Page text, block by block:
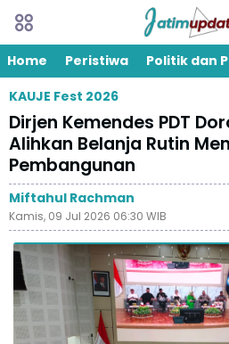
Home Peristiwa Politik dan
KAUJE Fest 2026
Dirjen Kemendes PDT
Alihkan Belanja Rutin
Pembangunan
Miftahul Rachman
Kamis, 09 Jul 2026 06:30 WIB